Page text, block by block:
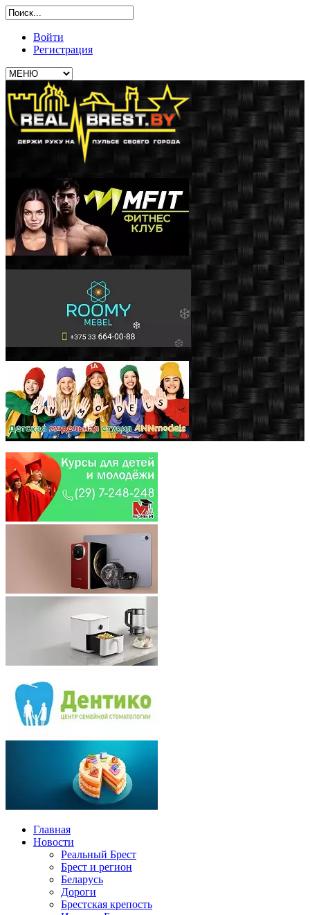
Войти
Регистрация
Главная
Новости
Реальный Брест
Брест и регион
Беларусь
Дороги
Брестская крепость